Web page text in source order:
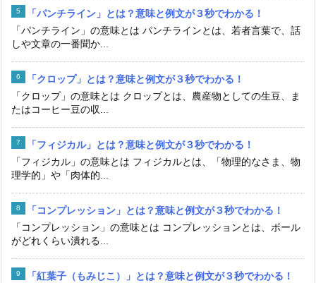
「パンチライン」とは？意味と例文が３秒でわかる！
「パンチライン」の意味とは パンチラインとは、若者言葉で、話
しや文章の一番聞か...
「クロップ」とは？意味と例文が３秒でわかる！
「クロップ」の意味とは クロップとは、農産物としての生豆、ま
たはコーヒー豆の収...
「フィジカル」とは？意味と例文が３秒でわかる！
「フィジカル」の意味とは フィジカルとは、「物理的なさま、物
理学的」や「肉体的...
「コンプレッション」とは？意味と例文が３秒でわかる！
「コンプレッション」の意味とは コンプレッションとは、ボール
がどれくらい潰れる...
「紅葉子（もみじこ）」とは？意味と例文が３秒でわかる！